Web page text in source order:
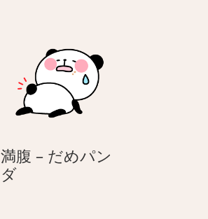
満腹 – だめパン
ダ満